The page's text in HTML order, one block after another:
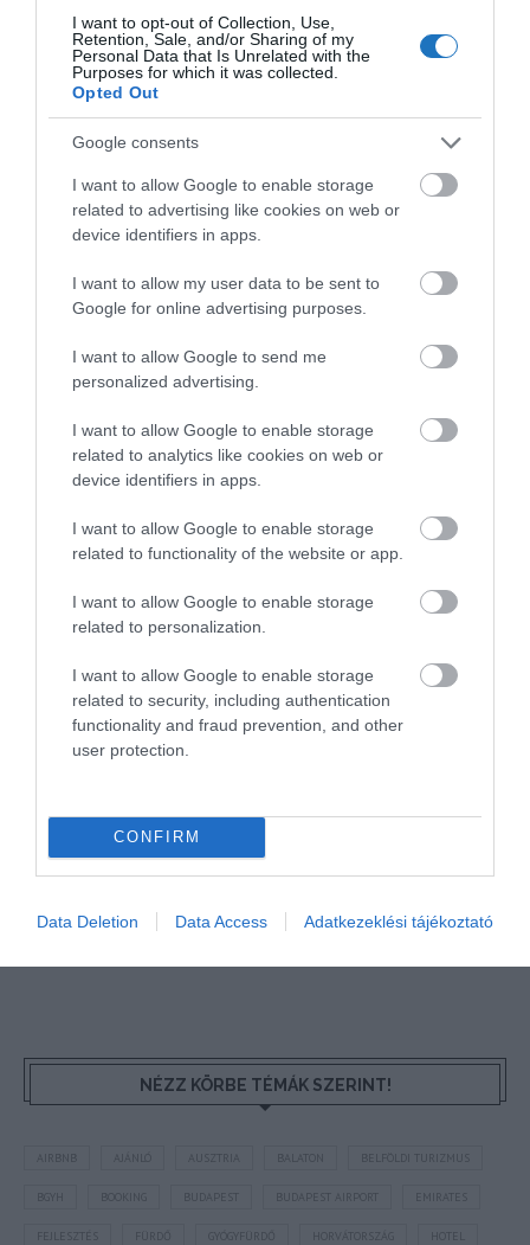
I want to opt-out of Collection, Use,
Retention, Sale, and/or Sharing of my
Personal Data that Is Unrelated with the
Purposes for which it was collected.
Opted Out
Google consents
I want to allow Google to enable storage
related to advertising like cookies on web or
device identifiers in apps.
I want to allow my user data to be sent to
Google for online advertising purposes.
I want to allow Google to send me
personalized advertising.
I want to allow Google to enable storage
related to analytics like cookies on web or
device identifiers in apps.
I want to allow Google to enable storage
related to functionality of the website or app.
I want to allow Google to enable storage
related to personalization.
I want to allow Google to enable storage
related to security, including authentication
functionality and fraud prevention, and other
user protection.
CONFIRM
Data Deletion Data Access Adatkezeklési tájékoztató
igénybevételéhez fürdő napijegy, családi
jegy vagy 3 órás jegy vásárlása szükséges
minden vendég számára
Resort vendégek, akiknek a szállodai
foglalása tartalmazza az Aquaworld
élményfürdő használatát is, a prémium
szolgáltatásokat – külön fürdő napijegy,
családi jegy vagy 3 órás jegy vásárlása nélkül
– nem vehetik igénybe.)
Megosztás
Kérem nap végén az aznapi friss cikkeket!
AQUAWORLD BUDAPEST FÜRDŐ HÍREK
HETI BÖLCSESSÉG
KÖZÖSSÉGÜNK TÉGED IS VÁR!
NÉZZ KÖRBE TÉMÁK SZERINT!
AUSZTRIA BALATON BELFÖLDI TURIZMUS
BUDAPEST BUDAPEST AIRPORT EMIRATES
FEJLESZTÉS HORVÁTORSZÁG HOTEL